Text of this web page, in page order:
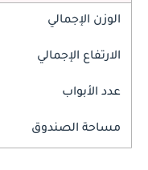
الوزن الإجمالي
الارتفاع الإجمالي
عدد الأبواب
مساحة الصندوق